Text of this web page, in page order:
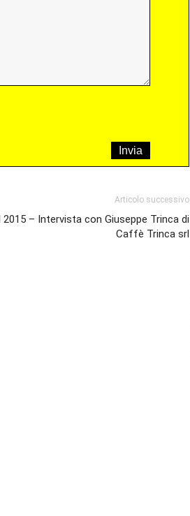
Articolo successivo
2015 – Intervista con Giuseppe Trinca di
Caffè Trinca srl